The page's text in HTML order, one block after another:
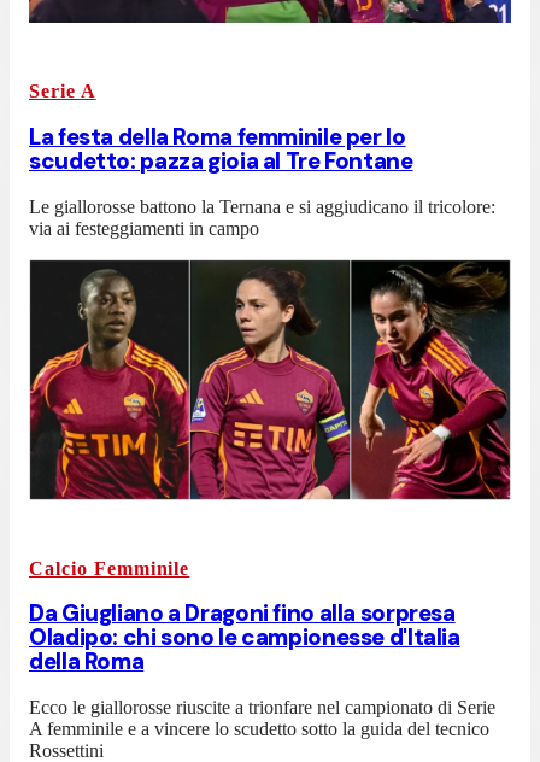
Serie A
La festa della Roma femminile per lo
scudetto: pazza gioia al Tre Fontane
Le giallorosse battono la Ternana e si aggiudicano il tricolore:
via ai festeggiamenti in campo
Calcio Femminile
Da Giugliano a Dragoni fino alla sorpresa
Oladipo: chi sono le campionesse d'Italia
della Roma
Ecco le giallorosse riuscite a trionfare nel campionato di Serie
A femminile e a vincere lo scudetto sotto la guida del tecnico
Rossettini